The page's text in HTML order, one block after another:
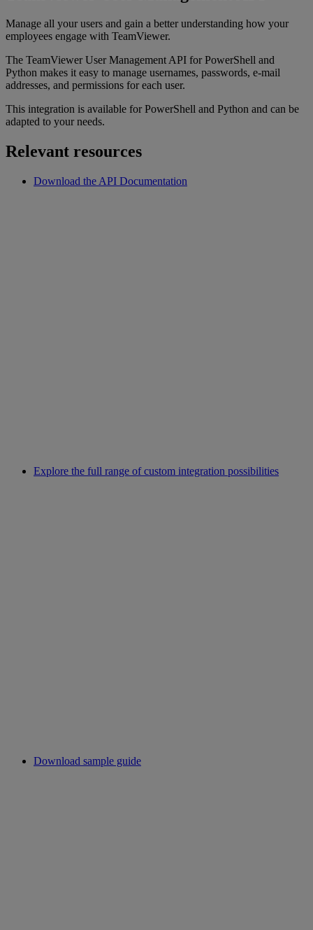
Manage all your users and gain a better understanding how your
employees engage with TeamViewer.
The TeamViewer User Management API for PowerShell and
Python makes it easy to manage usernames, passwords, e-mail
addresses, and permissions for each user.
This integration is available for PowerShell and Python and can be
adapted to your needs.
Relevant resources
Download the API Documentation
Explore the full range of custom integration possibilities
Download sample guide